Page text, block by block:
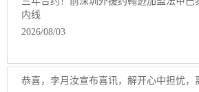
内线
2026/08/03
恭喜，李月汝宣布喜讯，解开心中担忧，